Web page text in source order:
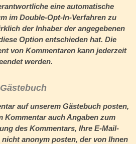
eine automatische
im Double-Opt-In-Verfahren zu
der Inhaber der angegebenen
Option entschieden hat. Die
von Kommentaren kann jederzeit
werden.
Gästebuch
auf unserem Gästebuch posten,
Kommentar auch Angaben zum
des Kommentars, Ihre E-Mail-
anonym posten, der von Ihnen